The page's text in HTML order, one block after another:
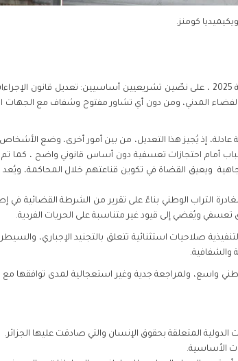
كومنز.
تُعرب المنظمات الموقعة عن بالغ قلقها إثر مصادقة البرلمان الجزائري، يوم الثلاثاء 8 جويلية 2025 ، على نصّين تشريعيين
الفضاء المدني، ومن دون أي تشاور مفتوح وشفاف مع
إذ يُجيز هذا التعديل، من بين أمور أخرى، وضع
أمام احتجازات تعسفية دون أساس قانوني واضح ، كما
ويعيق القضاة في تكوين قناعتهم خلال المحاكمة، ويُعد
التراب الوطني بناءً على تقرير من الشرطة القضائية في
ويُفضي إلى قيود غير متناسبة على الحريات الفردية.
صلاحيات استثنائية تتعلق بالتجنيد الإجباري،
والشفافية.
واسع، ولمراجعة جدية وغير استعجالية لمدى توافقها مع
المتعلقة بحقوق الإنسان والتي صادقت عليها الجزائر.
الأساسية.